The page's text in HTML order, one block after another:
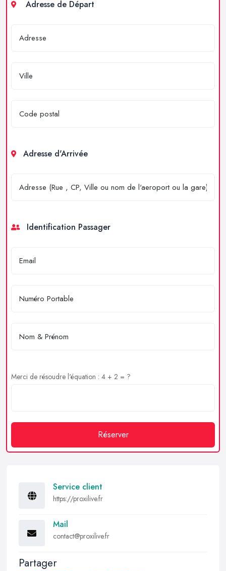
Adresse de Départ
Adresse d'Arrivée
Identification Passager
Merci de résoudre l'équation : 4 + 2 = ?
Réserver
Service client
https://proxilive.fr
Mail
contact@proxilive.fr
Partager